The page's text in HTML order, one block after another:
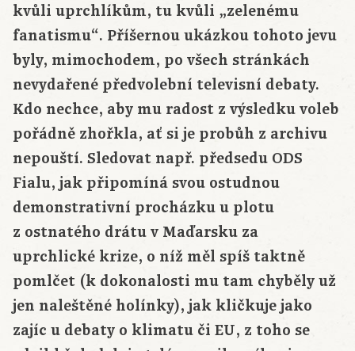
kvůli uprchlíkům, tu kvůli „zelenému
fanatismu“. Příšernou ukázkou tohoto jevu
byly, mimochodem, po všech stránkách
nevydařené předvolební televisní debaty.
Kdo nechce, aby mu radost z výsledku voleb
pořádně zhořkla, ať si je probůh z archivu
nepouští. Sledovat např. předsedu ODS
Fialu, jak připomíná svou ostudnou
demonstrativní procházku u plotu
z ostnatého drátu v Maďarsku za
uprchlické krize, o níž měl spíš taktně
pomlčet (k dokonalosti mu tam chyběly už
jen naleštěné holínky), jak kličkuje jako
zajíc u debaty o klimatu či EU, z toho se